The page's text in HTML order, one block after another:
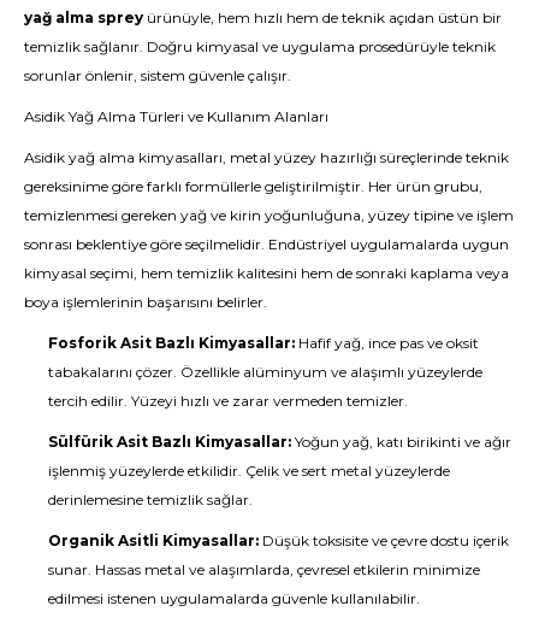
yağ alma sprey ürünüyle, hem hızlı hem de teknik açıdan üstün bir
temizlik sağlanır. Doğru kimyasal ve uygulama prosedürüyle teknik
sorunlar önlenir, sistem güvenle çalışır.
Asidik Yağ Alma Türleri ve Kullanım Alanları
Asidik yağ alma kimyasalları, metal yüzey hazırlığı süreçlerinde teknik
gereksinime göre farklı formüllerle geliştirilmiştir. Her ürün grubu,
temizlenmesi gereken yağ ve kirin yoğunluğuna, yüzey tipine ve işlem
sonrası beklentiye göre seçilmelidir. Endüstriyel uygulamalarda uygun
kimyasal seçimi, hem temizlik kalitesini hem de sonraki kaplama veya
boya işlemlerinin başarısını belirler.
Fosforik Asit Bazlı Kimyasallar: Hafif yağ, ince pas ve oksit
tabakalarını çözer. Özellikle alüminyum ve alaşımlı yüzeylerde
tercih edilir. Yüzeyi hızlı ve zarar vermeden temizler.
Sülfürik Asit Bazlı Kimyasallar: Yoğun yağ, katı birikinti ve ağır
işlenmiş yüzeylerde etkilidir. Çelik ve sert metal yüzeylerde
derinlemesine temizlik sağlar.
Organik Asitli Kimyasallar: Düşük toksisite ve çevre dostu içerik
sunar. Hassas metal ve alaşımlarda, çevresel etkilerin minimize
edilmesi istenen uygulamalarda güvenle kullanılabilir.